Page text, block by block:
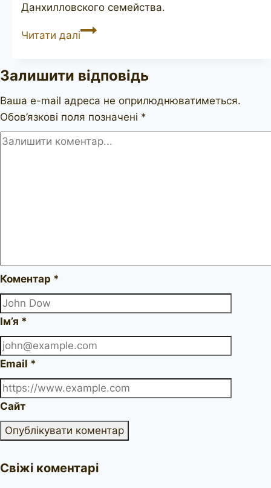
Данхилловского семейства.
Читати даліHARDCASTLE
Залишити відповідь
Ваша e-mail адреса не оприлюднюватиметься.
Обов’язкові поля позначені *
Коментар *
Ім’я *
Email *
Сайт
Свіжі коментарі